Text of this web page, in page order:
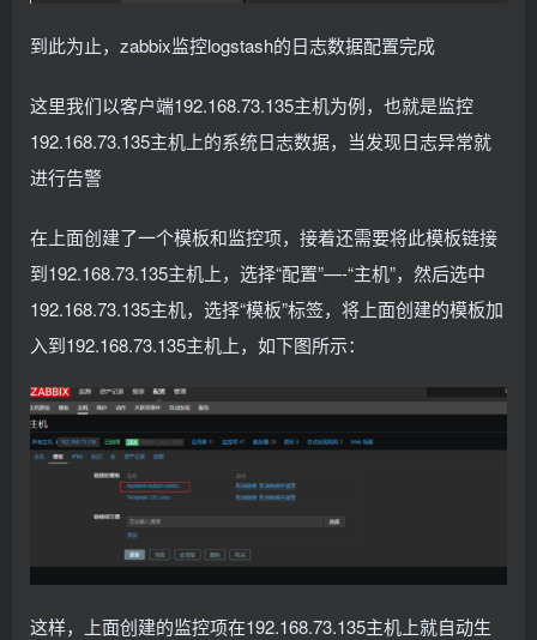
到此为止，zabbix监控logstash的日志数据配置完成
这里我们以客户端192.168.73.135主机为例，也就是监控
192.168.73.135主机上的系统日志数据，当发现日志异常就
进行告警
在上面创建了一个模板和监控项，接着还需要将此模板链接
到192.168.73.135主机上，选择“配置”—-“主机”，然后选中
192.168.73.135主机，选择“模板”标签，将上面创建的模板加
入到192.168.73.135主机上，如下图所示：
这样，上面创建的监控项在192.168.73.135主机上就自动生